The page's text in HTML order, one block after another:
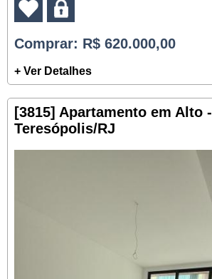
Comprar: R$ 620.000,00
+ Ver Detalhes
[3815] Apartamento em Alto -
Teresópolis/RJ